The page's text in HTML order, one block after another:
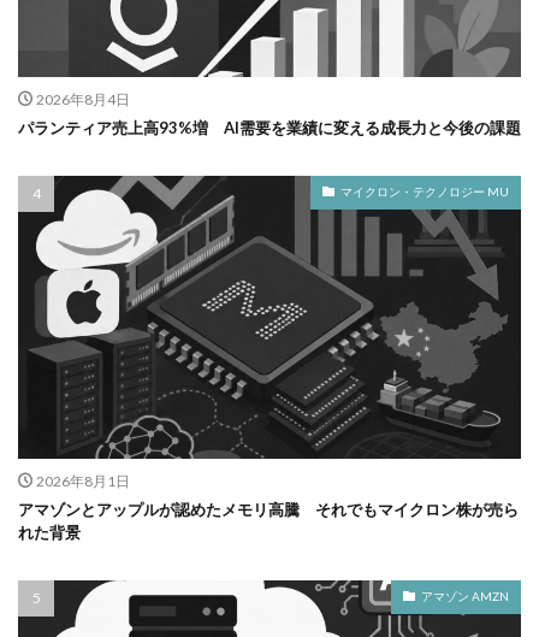
2026年8月4日
パランティア売上高93%増 AI需要を業績に変える成長力と今後の課題
マイクロン・テクノロジー MU
2026年8月1日
アマゾンとアップルが認めたメモリ高騰 それでもマイクロン株が売ら
れた背景
アマゾン AMZN